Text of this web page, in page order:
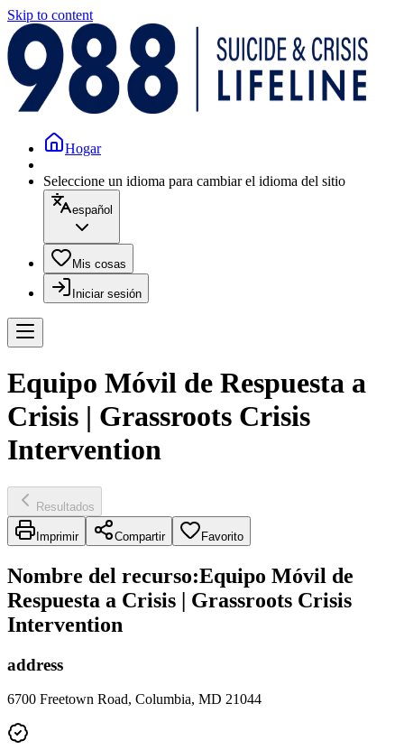
Skip to content
Hogar
Seleccione un idioma para cambiar el idioma del sitio
español
Mis cosas
Iniciar sesión
Equipo Móvil de Respuesta a
Crisis | Grassroots Crisis
Intervention
Resultados
Imprimir Compartir Favorito
Nombre del recurso:Equipo Móvil de
Respuesta a Crisis | Grassroots Crisis
Intervention
address
6700 Freetown Road, Columbia, MD 21044